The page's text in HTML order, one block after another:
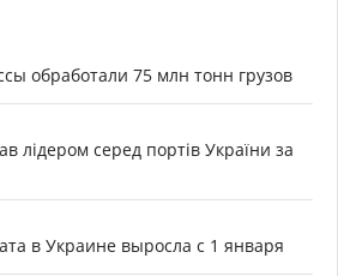
обработали 75 млн тонн грузов
лідером серед портів України за
в Украине выросла с 1 января